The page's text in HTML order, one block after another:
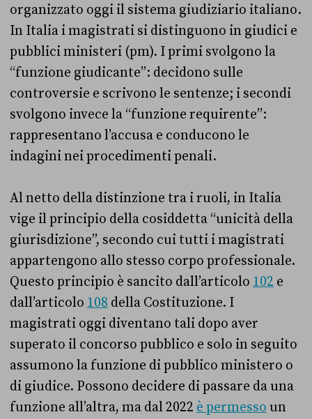
organizzato oggi il sistema giudiziario italiano.
In Italia i magistrati si distinguono in giudici e
pubblici ministeri (pm). I primi svolgono la
“funzione giudicante”: decidono sulle
controversie e scrivono le sentenze; i secondi
svolgono invece la “funzione requirente”:
rappresentano l’accusa e conducono le
indagini nei procedimenti penali.
Al netto della distinzione tra i ruoli, in Italia
vige il principio della cosiddetta “unicità della
giurisdizione”, secondo cui tutti i magistrati
appartengono allo stesso corpo professionale.
Questo principio è sancito dall’articolo 102 e
dall’articolo 108 della Costituzione. I
magistrati oggi diventano tali dopo aver
superato il concorso pubblico e solo in seguito
assumono la funzione di pubblico ministero o
di giudice. Possono decidere di passare da una
funzione all’altra, ma dal 2022 è permesso un